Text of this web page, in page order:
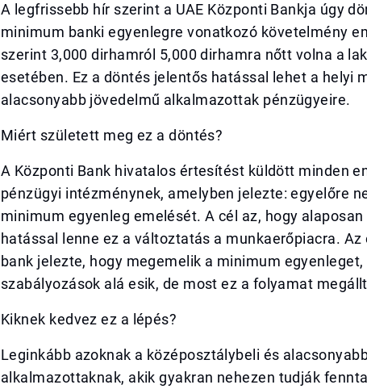
A legfrissebb hír szerint a UAE Központi Bankja úgy
minimum banki egyenlegre vonatkozó követelmény
szerint 3,000 dirhamról 5,000 dirhamra nőtt volna a
esetében. Ez a döntés jelentős hatással lehet a helyi
alacsonyabb jövedelmű alkalmazottak pénzügyeire.
Miért született meg ez a döntés?
A Központi Bank hivatalos értesítést küldött minden
pénzügyi intézménynek, amelyben jelezte: egyelőre
minimum egyenleg emelését. A cél az, hogy
hatással lenne ez a változtatás a munkaerőpiacra.
bank jelezte, hogy megemelik a minimum
szabályozások alá esik, de most ez a folyamat
Kiknek kedvez ez a lépés?
Leginkább azoknak a középosztálybeli és
alkalmazottaknak, akik gyakran nehezen tudják